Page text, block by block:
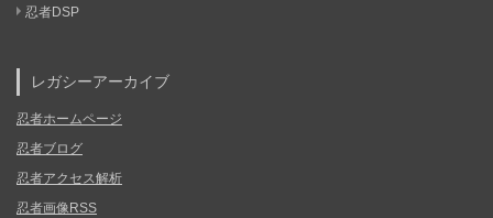
忍者DSP
レガシーアーカイブ
忍者ホームページ
忍者ブログ
忍者アクセス解析
忍者画像RSS